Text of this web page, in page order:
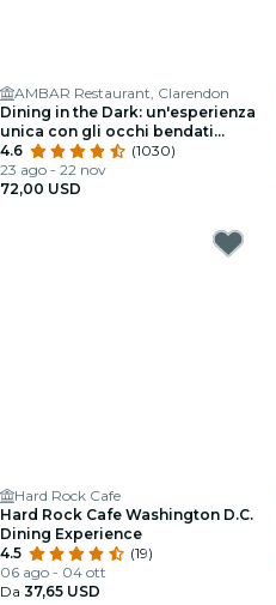
AMBAR Restaurant, Clarendon
Dining in the Dark: un'esperienza
unica con gli occhi bendati
all'Ambar Clarendon
4.6
(1030)
23 ago - 22 nov
72,00 USD
Hard Rock Cafe
Hard Rock Cafe Washington D.C.
Dining Experience
4.5
(19)
06 ago - 04 ott
Da 37,65 USD